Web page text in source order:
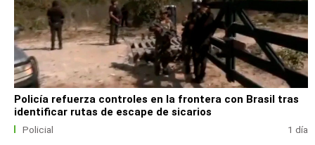
Policía refuerza controles en la frontera con Brasil tras
identificar rutas de escape de sicarios
Policial 1 día